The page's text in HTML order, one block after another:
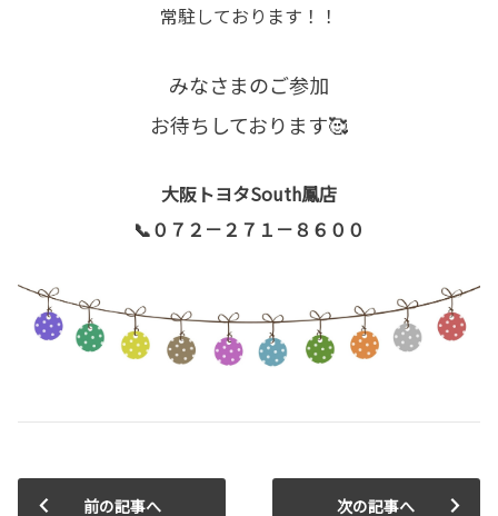
常駐しております！！
みなさまのご参加
お待ちしております🥰
大阪トヨタSouth鳳店
📞０７２－２７１－８６００
前の記事へ 次の記事へ